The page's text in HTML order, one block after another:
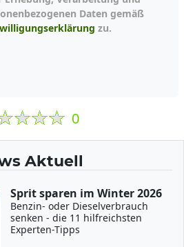
Daten gemäß
zu.
0
Aktuell
Sprit sparen im Winter 2026
Benzin- oder Dieselverbrauch
senken - die 11 hilfreichsten
Experten-Tipps